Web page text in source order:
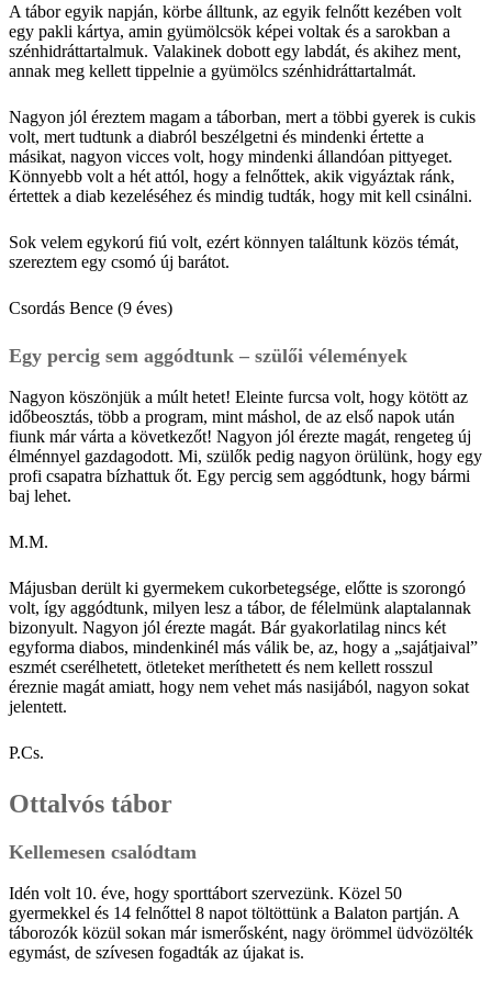
A tábor egyik napján, körbe álltunk, az egyik felnőtt kezében volt
egy pakli kártya, amin gyümölcsök képei voltak és a sarokban a
szénhidráttartalmuk. Valakinek dobott egy labdát, és akihez ment,
annak meg kellett tippelnie a gyümölcs szénhidráttartalmát.
Nagyon jól éreztem magam a táborban, mert a többi gyerek is cukis
volt, mert tudtunk a diabról beszélgetni és mindenki értette a
másikat, nagyon vicces volt, hogy mindenki állandóan pittyeget.
Könnyebb volt a hét attól, hogy a felnőttek, akik vigyáztak ránk,
értettek a diab kezeléséhez és mindig tudták, hogy mit kell csinálni.
Sok velem egykorú fiú volt, ezért könnyen találtunk közös témát,
szereztem egy csomó új ­barátot.
Csordás Bence (9 éves)
Egy percig sem aggódtunk – szülői vélemények
Nagyon köszönjük a múlt hetet! Eleinte furcsa volt, hogy kötött az
időbeosztás, több a program, mint máshol, de az első napok után
fiunk már várta a következőt! Nagyon jól érezte magát, rengeteg új
élménnyel gazdagodott. Mi, szülők pedig nagyon örülünk, hogy egy
profi csapatra bízhattuk őt. Egy percig sem aggódtunk, hogy bármi
baj lehet.
M.M.
Májusban derült ki gyermekem cukorbetegsége, előtte is szorongó
volt, így aggódtunk, milyen lesz a tábor, de félelmünk alaptalannak
bizonyult. Nagyon jól érezte magát. Bár gyakorlatilag nincs két
egyforma diabos, mindenkinél más válik be, az, hogy a „sajátjaival”
eszmét cserélhetett, ötleteket meríthetett és nem kellett rosszul
éreznie magát amiatt, hogy nem vehet más nasijából, nagyon sokat
jelentett.
P.Cs.
Ottalvós tábor
Kellemesen csalódtam
Idén volt 10. éve, hogy sporttábort szervezünk. Közel 50
gyermekkel és 14 felnőttel 8 napot töltöttünk a Balaton partján. A
táborozók közül sokan már ismerősként, nagy örömmel üdvözölték
egymást, de szívesen fogadták az újakat is.